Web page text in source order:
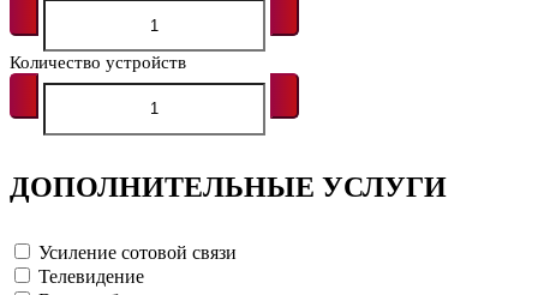
Количество устройств
ДОПОЛНИТЕЛЬНЫЕ УСЛУГИ
Усиление сотовой связи
Телевидение